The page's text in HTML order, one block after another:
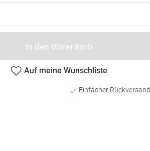
In den Warenkorb
Auf meine Wunschliste
Einfacher Rückversand